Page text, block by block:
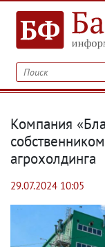
Компания
агрохолдинга
29.07.2024 10:05